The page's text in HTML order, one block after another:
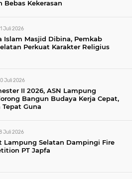
Bebas Kekerasan
Juli 2026
Islam Masjid Dibina, Pemkab
Perkuat Karakter Religius
Juli 2026
II 2026, ASN Lampung
Bangun Budaya Kerja Cepat,
Tepat Guna
Juli 2026
Lampung Selatan Dampingi Fire
PT Japfa